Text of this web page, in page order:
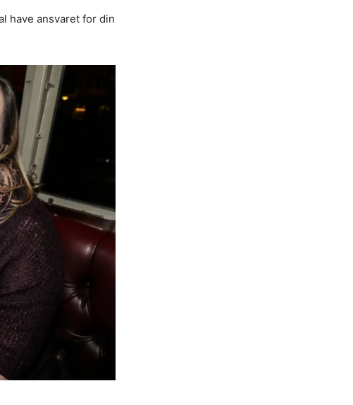
have ansvaret for din